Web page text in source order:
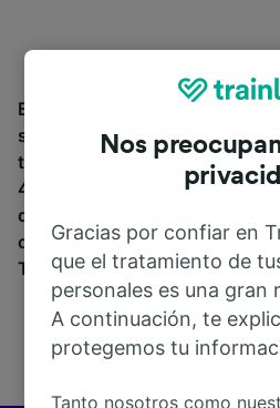
Encuentra información sobre
servicios, comprueba los
tus billetes desde o hacia
45 países y vende billetes de
de tren y autobús incluyendo
otras. Descubre a dónde
Trainline.
Nos
Gracias por confiar en
que el tratamiento de
personales es una gran
A continuación, te
protegemos tu
Tanto nosotros como